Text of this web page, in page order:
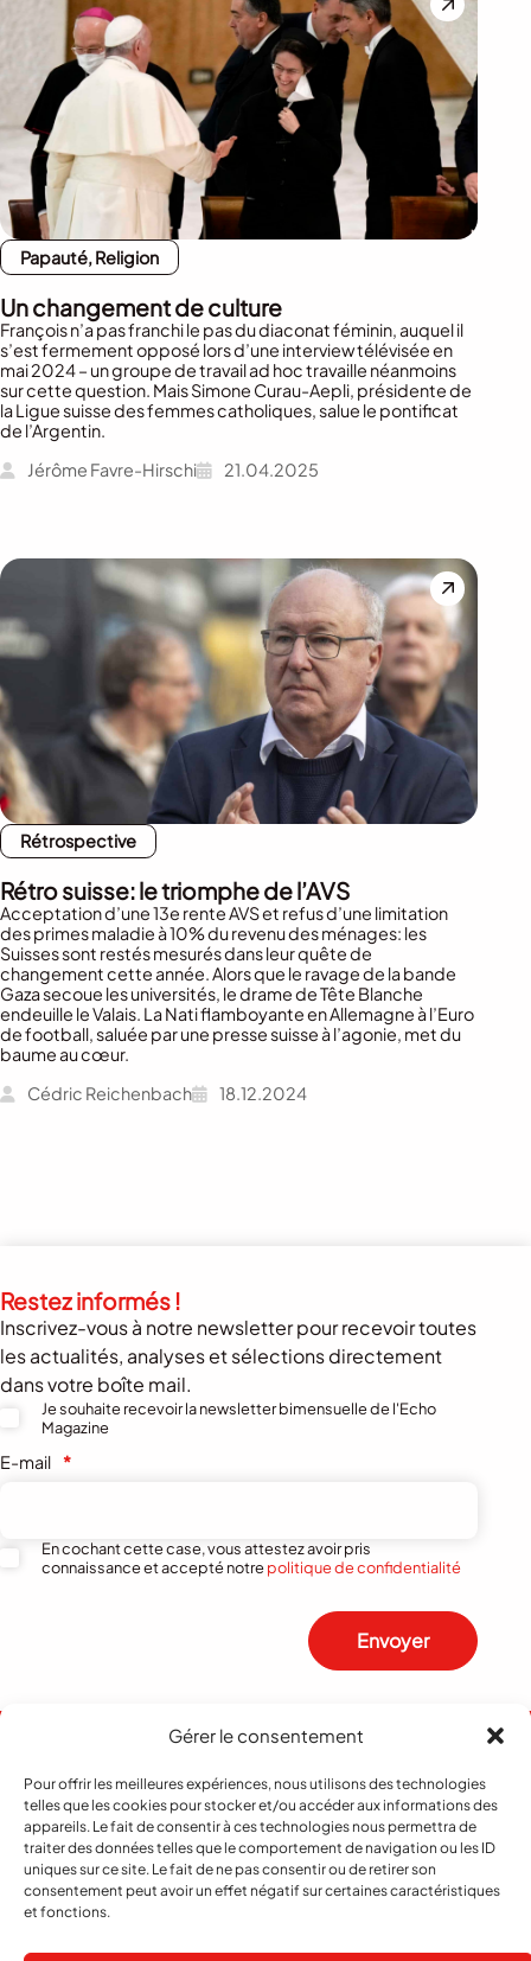
Gérer le consentement
Pour offrir les meilleures expériences, nous utilisons des technologies
telles que les cookies pour stocker et/ou accéder aux informations des
appareils. Le fait de consentir à ces technologies nous permettra de
traiter des données telles que le comportement de navigation ou les ID
uniques sur ce site. Le fait de ne pas consentir ou de retirer son
consentement peut avoir un effet négatif sur certaines caractéristiques
et fonctions.
Papauté, Religion
Un changement de culture
François n’a pas franchi le pas du diaconat féminin, auquel il
s’est fermement opposé lors d’une interview télévisée en
mai 2024 – un groupe de travail ad hoc travaille néanmoins
sur cette question. Mais Simone Curau-Aepli, présidente de
la Ligue suisse des femmes catholiques, salue le pontificat
de l’Argentin.
Jérôme Favre-Hirschi
21.04.2025
Rétrospective
Rétro suisse: le triomphe de l’AVS
Acceptation d’une 13e rente AVS et refus d’une limitation
des primes maladie à 10% du revenu des ménages: les
Suisses sont restés mesurés dans leur quête de
changement cette année. Alors que le ravage de la bande
Gaza secoue les universités, le drame de Tête Blanche
endeuille le Valais. La Nati flamboyante en Allemagne à l’Euro
de football, saluée par une presse suisse à l’agonie, met du
baume au cœur.
Cédric Reichenbach
18.12.2024
Restez informés !
Inscrivez-vous à notre newsletter pour recevoir toutes
les actualités, analyses et sélections directement
dans votre boîte mail.
Je souhaite recevoir la newsletter bimensuelle de l'Echo
Magazine
E-mail *
En cochant cette case, vous attestez avoir pris
connaissance et accepté notrepolitique de confidentialité
Envoyer